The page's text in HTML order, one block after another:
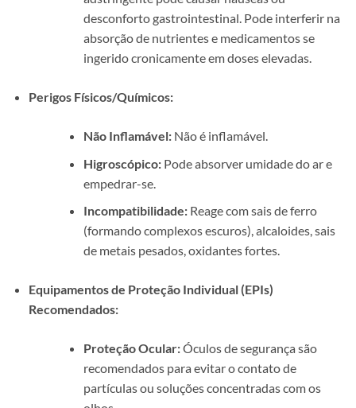
desconforto gastrointestinal. Pode interferir na
absorção de nutrientes e medicamentos se
ingerido cronicamente em doses elevadas.
Perigos Físicos/Químicos:
Não Inflamável:Não é inflamável.
Higroscópico:Pode absorver umidade do ar e
empedrar-se.
Incompatibilidade:Reage com sais de ferro
(formando complexos escuros), alcaloides, sais
de metais pesados, oxidantes fortes.
Equipamentos de Proteção Individual (EPIs)
Recomendados:
Proteção Ocular:Óculos de segurança são
recomendados para evitar o contato de
partículas ou soluções concentradas com os